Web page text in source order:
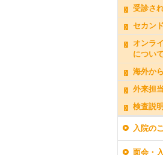
受診さ
セカン
オンラ
について
海外か
外来担
検査説
入院の
面会・